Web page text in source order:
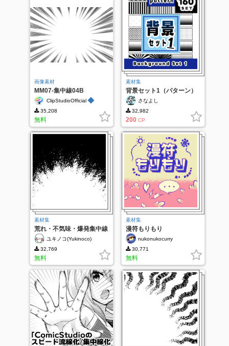
画像素材
MM07-集中線04B
ClipStudioOfficial ◆
35,208
無料
素材集
背景セット1（パターン）
さなよし
32,982
200 CP
素材集
荒れ・不気味・爆発集中線
セット ２１種
ユキノコ(Yukinoco)
32,769
無料
素材集
漫符もりもり
nukonukocurry
30,771
無料